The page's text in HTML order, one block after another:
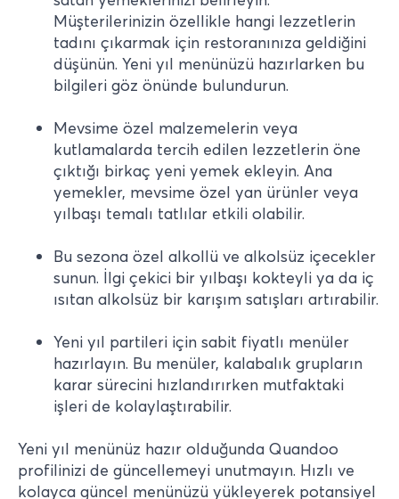
Müşterilerinizin özellikle hangi lezzetlerin
tadını çıkarmak için restoranınıza geldiğini
düşünün. Yeni yıl menünüzü hazırlarken bu
bilgileri göz önünde bulundurun.
Mevsime özel malzemelerin veya
kutlamalarda tercih edilen lezzetlerin öne
çıktığı birkaç yeni yemek ekleyin. Ana
yemekler, mevsime özel yan ürünler veya
yılbaşı temalı tatlılar etkili olabilir.
Bu sezona özel alkollü ve alkolsüz içecekler
sunun. İlgi çekici bir yılbaşı kokteyli ya da iç
ısıtan alkolsüz bir karışım satışları artırabilir.
Yeni yıl partileri için sabit fiyatlı menüler
hazırlayın. Bu menüler, kalabalık grupların
karar sürecini hızlandırırken mutfaktaki
işleri de kolaylaştırabilir.
Yeni yıl menünüz hazır olduğunda Quandoo
profilinizi de güncellemeyi unutmayın. Hızlı ve
kolayca güncel menünüzü yükleyerek potansiyel